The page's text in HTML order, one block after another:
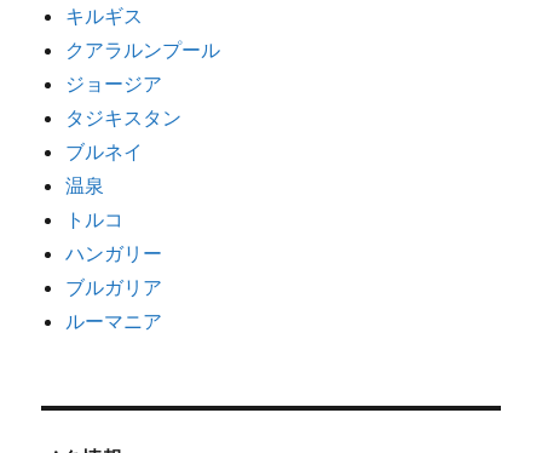
キルギス
クアラルンプール
ジョージア
タジキスタン
ブルネイ
温泉
トルコ
ハンガリー
ブルガリア
ルーマニア